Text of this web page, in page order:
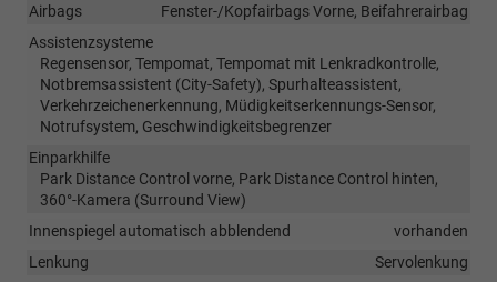
Airbags
Fenster-/Kopfairbags Vorne, Beifahrerairbag
Assistenzsysteme
Regensensor, Tempomat, Tempomat mit Lenkradkontrolle,
Notbremsassistent (City-Safety), Spurhalteassistent,
Verkehrzeichenerkennung, Müdigkeitserkennungs-Sensor,
Notrufsystem, Geschwindigkeitsbegrenzer
Einparkhilfe
Park Distance Control vorne, Park Distance Control hinten,
360°-Kamera (Surround View)
Innenspiegel automatisch abblendend
vorhanden
Lenkung
Servolenkung